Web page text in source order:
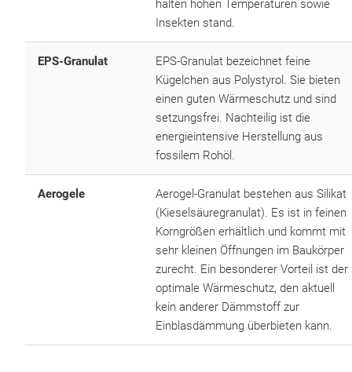
halten hohen Temperaturen sowie
Insekten stand.
EPS-Granulat
EPS-Granulat bezeichnet feine
Kügelchen aus Polystyrol. Sie bieten
einen guten Wärmeschutz und sind
setzungsfrei. Nachteilig ist die
energieintensive Herstellung aus
fossilem Rohöl.
Aerogele
Aerogel-Granulat bestehen aus Silikat
(Kieselsäuregranulat). Es ist in feinen
Korngrößen erhältlich und kommt mit
sehr kleinen Öffnungen im Baukörper
zurecht. Ein besonderer Vorteil ist der
optimale Wärmeschutz, den aktuell
kein anderer Dämmstoff zur
Einblasdämmung überbieten kann.